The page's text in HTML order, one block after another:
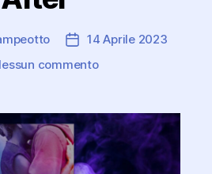
Data14 Aprile 2023
commentosu